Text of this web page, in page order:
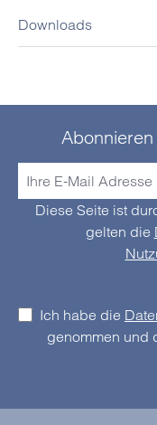
Downloads
Diese Seite ist
gelten die
Ich habe die
genommen und